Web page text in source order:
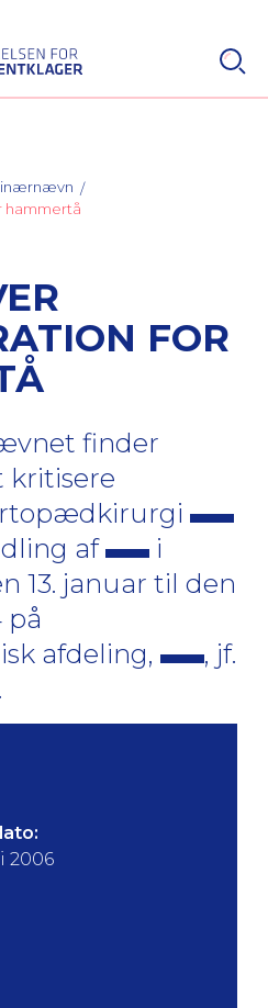
hammertå
FOR
finder
kritisere
af
i
13. januar til den
på
afdeling,
, jf.
2006